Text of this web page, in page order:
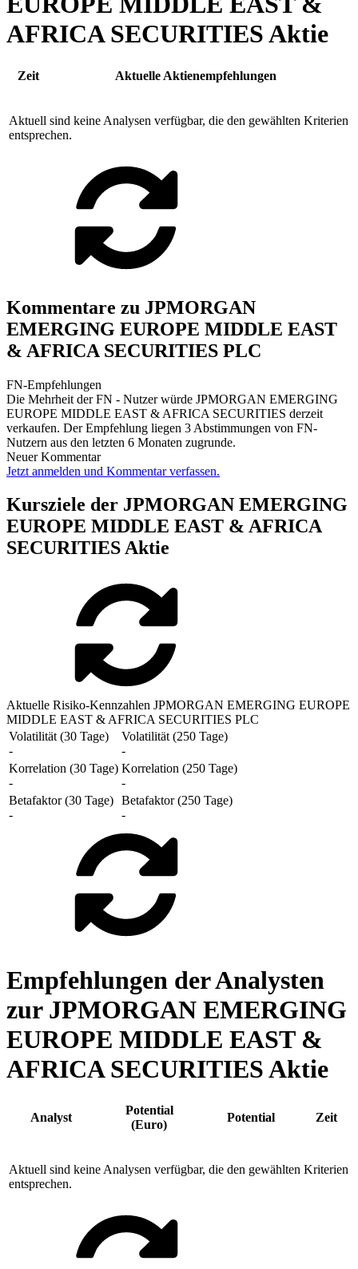
AFRICA SECURITIES Aktie
Zeit Aktuelle Aktienempfehlungen
Aktuell sind keine Analysen verfügbar, die den gewählten Kriterien
entsprechen.
Kommentare zu JPMORGAN
EMERGING EUROPE MIDDLE EAST
& AFRICA SECURITIES PLC
FN-Empfehlungen
Die Mehrheit der FN - Nutzer würde JPMORGAN EMERGING
EUROPE MIDDLE EAST & AFRICA SECURITIES derzeit
verkaufen. Der Empfehlung liegen 3 Abstimmungen von FN-
Nutzern aus den letzten 6 Monaten zugrunde.
Neuer Kommentar
Jetzt anmelden und Kommentar verfassen.
Kursziele der JPMORGAN EMERGING
EUROPE MIDDLE EAST & AFRICA
SECURITIES Aktie
Aktuelle Risiko-Kennzahlen JPMORGAN EMERGING EUROPE
MIDDLE EAST & AFRICA SECURITIES PLC
Volatilität (30 Tage)
-
Volatilität (250 Tage)
-
Korrelation (30 Tage)
-
Korrelation (250 Tage)
-
Betafaktor (30 Tage)
-
Betafaktor (250 Tage)
-
Empfehlungen der Analysten
zur JPMORGAN EMERGING
EUROPE MIDDLE EAST &
AFRICA SECURITIES Aktie
Analyst
Potential
(Euro)
Potential Zeit
Aktuell sind keine Analysen verfügbar, die den gewählten Kriterien
entsprechen.